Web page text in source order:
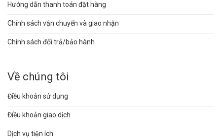
Hướng dẫn thanh toán đặt hàng
Chính sách vận chuyển và giao nhận
Chính sách đổi trả/bảo hành
Về chúng tôi
Điều khoản sử dụng
Điều khoản giao dịch
Dịch vụ tiện ích